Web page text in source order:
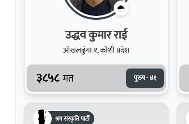
उद्धव कुमार राई
ओखलढुंगा-१, कोशी प्रदेश
३८५८ मत पुरुष · ४१
श्रम संस्कृति पार्टी